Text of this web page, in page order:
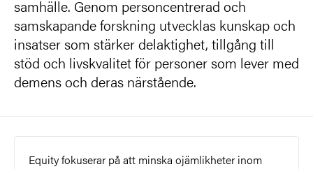
samhälle. Genom personcentrerad och
samskapande forskning utvecklas kunskap och
insatser som stärker delaktighet, tillgång till
stöd och livskvalitet för personer som lever med
demens och deras närstående.
Equity fokuserar på att minska ojämlikheter inom